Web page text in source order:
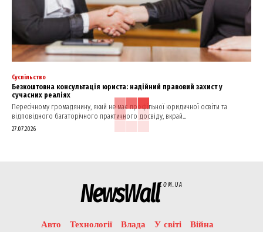
Суспільство
Безкоштовна консультація юриста: надійний правовий захист у
сучасних реаліях
Пересічному громадянину, який не має профільної юридичної освіти та
відповідного багаторічного практичного досвіду, вкрай...
27.07.2026
NewsWallCOM.UA
Авто Технології Влада У світі
Війна